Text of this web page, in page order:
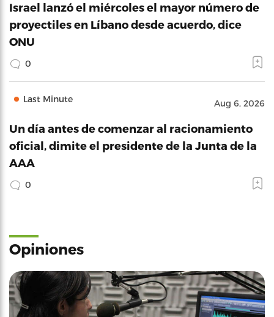
Israel lanzó el miércoles el mayor número de
proyectiles en Líbano desde acuerdo, dice
ONU
0
Last Minute Aug 6, 2026
Un día antes de comenzar al racionamiento
oficial, dimite el presidente de la Junta de la
AAA
0
Opiniones